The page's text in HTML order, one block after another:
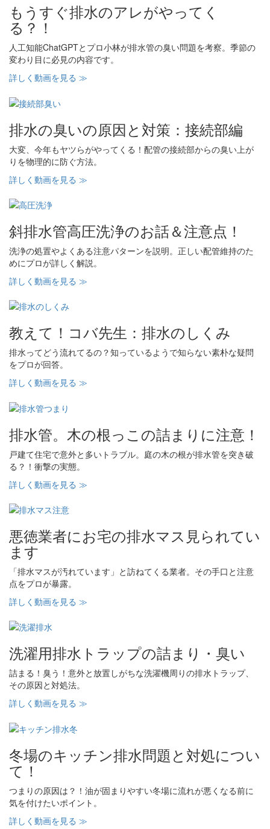
もうすぐ排水のアレがやってく
る？！
人工知能ChatGPTとプロ小林が排水管の臭い問題を考察。季節の
変わり目に必見の内容です。
詳しく動画を見る ≫
排水の臭いの原因と対策：接続部編
大変、今年もヤツらがやってくる！配管の接続部からの臭い上が
りを物理的に防ぐ方法。
詳しく動画を見る ≫
斜排水管高圧洗浄のお話＆注意点！
洗浄の処置やよくある注意パターンを説明。正しい配管維持のた
めにプロが詳しく解説。
詳しく動画を見る ≫
教えて！コバ先生：排水のしくみ
排水ってどう流れてるの？知っているようで知らない素朴な疑問
をプロが回答。
詳しく動画を見る ≫
排水管。木の根っこの詰まりに注意！
戸建て住宅で意外と多いトラブル。庭の木の根が排水管を突き破
る？！衝撃の実態。
詳しく動画を見る ≫
悪徳業者にお宅の排水マス見られてい
ます
「排水マスが汚れています」と訪ねてくる業者。その手口と注意
点をプロが暴露。
詳しく動画を見る ≫
洗濯用排水トラップの詰まり・臭い
詰まる！臭う！意外と放置しがちな洗濯機周りの排水トラップ、
その原因と対処法。
詳しく動画を見る ≫
冬場のキッチン排水問題と対処につい
て！
つまりの原因は？！油が固まりやすい冬場に流れが悪くなる前に
気を付けたいポイント。
詳しく動画を見る ≫